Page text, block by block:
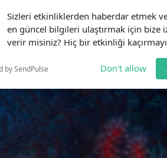
Sizleri etkinliklerden haberdar etmek
en güncel bilgileri ulaştırmak için bize
verir misiniz? Hiç bir etkinliği
by SendPulse Don't allow
0551 173 17 35 Eğitim
ETKINLIKLER BILGI BANKASI